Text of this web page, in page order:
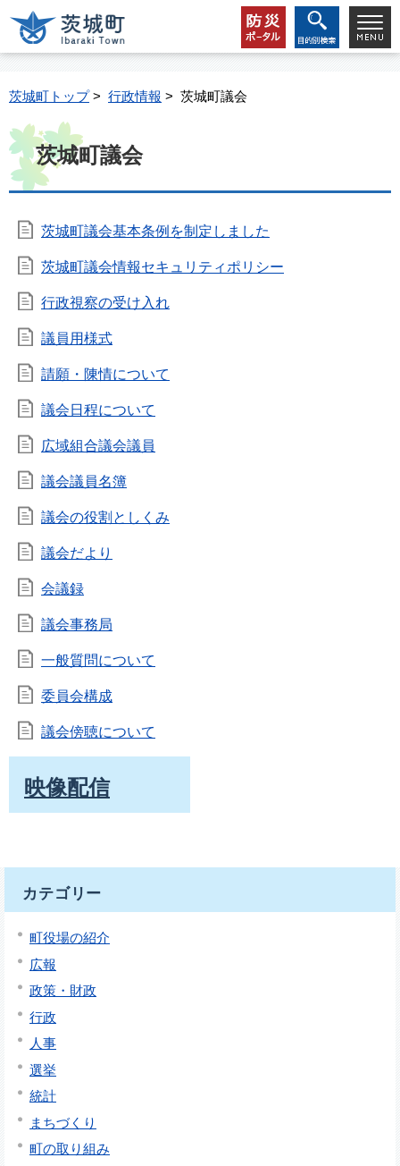
茨城町トップ> 行政情報 > 茨城町議会
茨城町議会
茨城町議会基本条例を制定しました
茨城町議会情報セキュリティポリシー
行政視察の受け入れ
議員用様式
請願・陳情について
議会日程について
広域組合議会議員
議会議員名簿
議会の役割としくみ
議会だより
会議録
議会事務局
一般質問について
委員会構成
議会傍聴について
映像配信
カテゴリー
町役場の紹介
広報
政策・財政
行政
人事
選挙
統計
まちづくり
町の取り組み